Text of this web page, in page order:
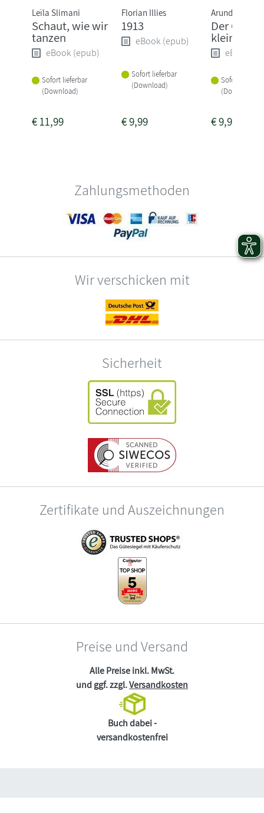
Leïla Slimani
Schaut, wie wir
tanzen
eBook (epub)
Sofort lieferbar
(Download)
€11,99
Florian Illies
1913
eBook (epub)
Sofort lieferbar
(Download)
€9,99
Arundhati Roy
Der Gott
kleinen
eBook
Sofort
(Download)
€9,99
Zahlungsmethoden
Wir verschicken mit
Sicherheit
Zertifikate und Auszeichnungen
Preise und Versand
Alle Preise inkl. MwSt.
und ggf. zzgl.Versandkosten
Buch dabei -
versandkostenfrei